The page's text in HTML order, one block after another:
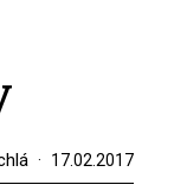
17.02.2017